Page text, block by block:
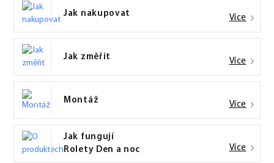
Jak nakupovat Více
Jak změřit Více
Montáž Více
Jak fungují
Rolety Den a noc
Více